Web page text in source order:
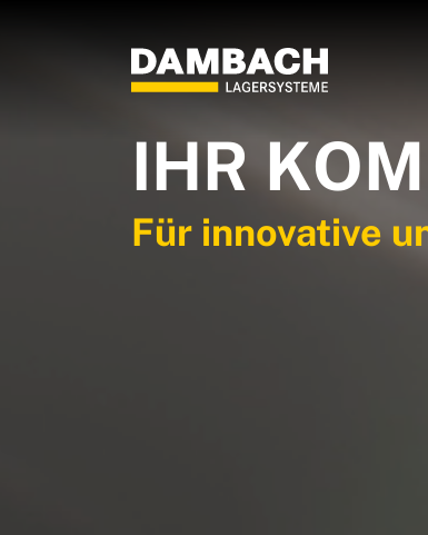
IHR
Für innovative